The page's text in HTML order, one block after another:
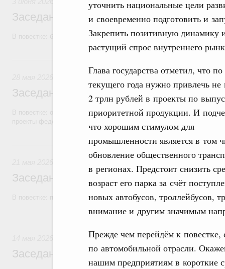
уточнить национальные цели
и своевременно подготовить и
Закрепить позитивную динамику
растущий спрос внутреннего
Глава государства отметил, что
текущего года нужно привлечь не
2 трлн рублей в проекты по
приоритетной продукции. И
что хорошим стимулом для
промышленности является в том
обновление общественного
в регионах. Предстоит снизить
возраст его парка за счёт
новых автобусов, троллейбусов,
внимание и другим значимым
Прежде чем перейдём к
по автомобильной отрасли.
нашим предприятиям в короткие
Заседание Правительства (2026 год,
В повестке: бюджетные ассигнования.
Заседание Правительства (2026 год,
В повестке: об исполнении бюджетов государственных
21 мая, четверг
Заседание Правительства (2026 год,
В повестке: проекты федеральных законов.
Заседание Правительства (2026 год,